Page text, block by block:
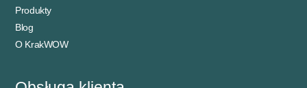
Produkty
Blog
O KrakWOW